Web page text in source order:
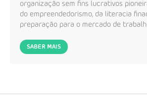
organização sem fins lucrativos
do empreendedorismo, da literacia
preparação para o mercado de
SABER MAIS